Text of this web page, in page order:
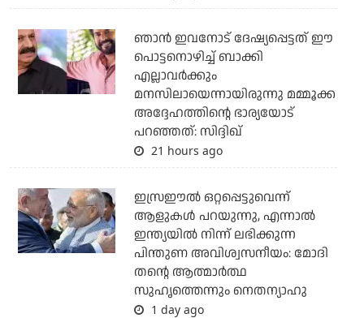
ഞാന്‍ ഇവനോട് ദേഷ്യപ്പെട്ടത് ഈ
പൊട്ടനൊഴിച്ച് ബാക്കി
എല്ലാവര്‍ക്കും
മനസിലായെന്നായിരുന്നു മമ്മൂക്ക
അദ്ദേഹത്തിന്റെ ഭാര്യയോട്
പറഞ്ഞത്: സിദ്ദിഖ്
21 hours ago
ഇസ്രഈല്‍ ഒറ്റപ്പെട്ടുവെന്ന്
ആളുകള്‍ പറയുന്നു, എന്നാല്‍
ഇന്ത്യയില്‍ നിന്ന് ലഭിക്കുന്ന
പിന്തുണ അവിശ്വസനീയം: മോദി
തന്റെ ആത്മാര്‍ത്ഥ
സുഹൃത്തെന്നും നെതന്യാഹു
1 day ago